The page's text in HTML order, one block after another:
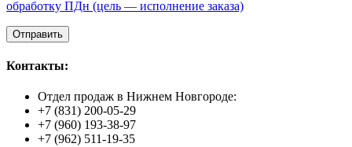
обработку ПДн (цель — исполнение заказа)
Контакты:
Отдел продаж в Нижнем Новгороде:
+7 (831) 200-05-29
+7 (960) 193-38-97
+7 (962) 511-19-35